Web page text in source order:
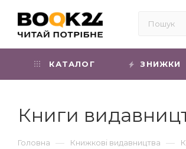
КАТАЛОГ ЗНИЖКИ
Книги
Головна — Книжкові видавництва —